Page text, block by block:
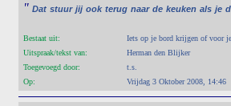
" Dat stuur jij ook terug naar de keuken als je
Bestaat uit:
Iets op je bord krijgen of voor
Uitspraak/tekst van:
Herman den Blijker
Toegevoegd door:
t.s.
Op:
Vrijdag 3 Oktober 2008, 14:46